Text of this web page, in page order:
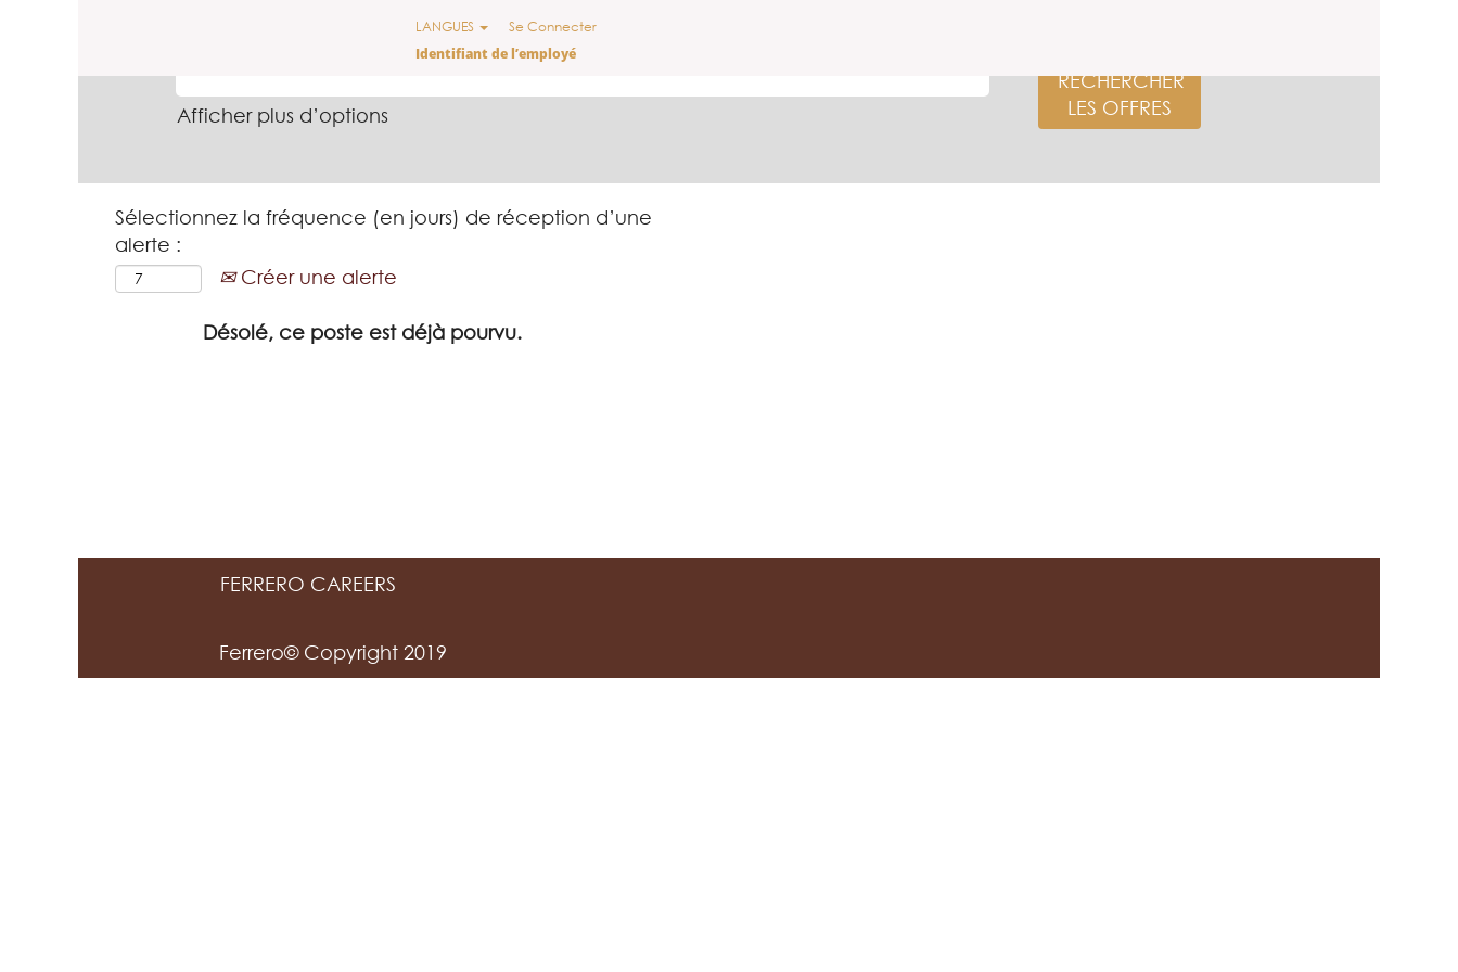
LANGUES
Se Connecter
Identifiant de l’employé
RECHERCHER PAR MOT-CLÉ
Afficher plus d’options
Sélectionnez la fréquence (en jours) de réception d’une
alerte :
Créer une alerte
Désolé, ce poste est déjà pourvu.
FERRERO CAREERS
Ferrero© Copyright 2019